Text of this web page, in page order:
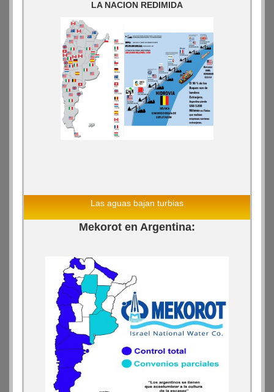
LA NACION REDIMIDA
Las aguas bajan turbias
Mekorot en Argentina: